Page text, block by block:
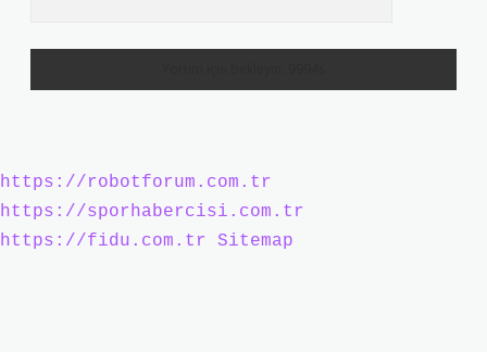
https://robotforum.com.tr
https://sporhabercisi.com.tr
https://fidu.com.tr
Sitemap